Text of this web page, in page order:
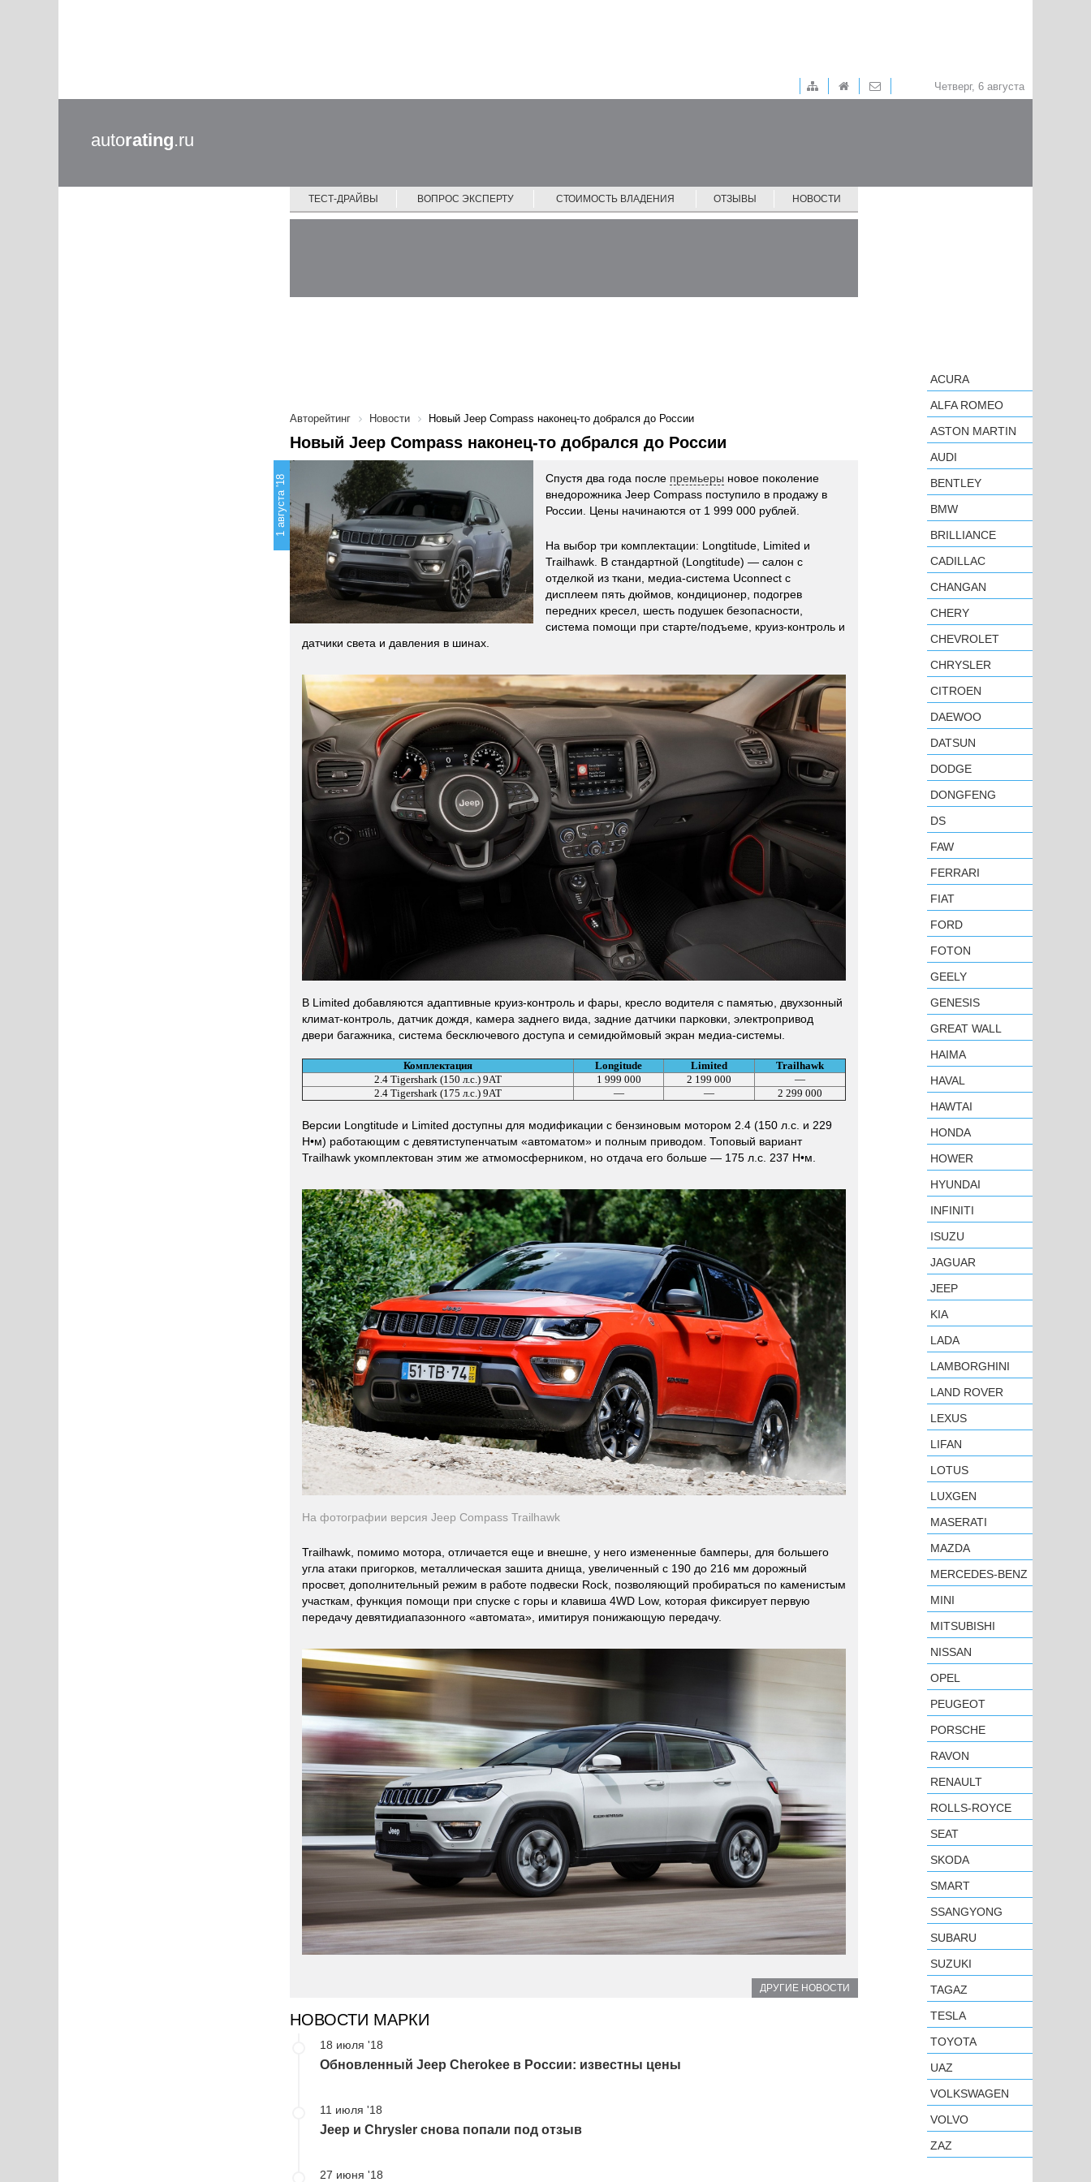
Четверг, 6 августа
autorating.ru
ТЕСТ-ДРАЙВЫ ВОПРОС ЭКСПЕРТУ СТОИМОСТЬ ВЛАДЕНИЯ ОТЗЫВЫ НОВОСТИ
Авторейтинг Новости Новый Jeep Compass наконец-то добрался до России
Новый Jeep Compass наконец-то добрался до России
1 августа '18 Спустя два года после премьеры новое поколение
внедорожника Jeep Compass поступило в продажу в
России. Цены начинаются от 1 999 000 рублей.
На выбор три комплектации: Longtitude, Limited и
Trailhawk. В стандартной (Longtitude) — салон с
отделкой из ткани, медиа-система Uconnect с
дисплеем пять дюймов, кондиционер, подогрев
передних кресел, шесть подушек безопасности,
система помощи при старте/подъеме, круиз-контроль и
датчики света и давления в шинах.
В Limited добавляются адаптивные круиз-контроль и фары, кресло водителя с памятью, двухзонный
климат-контроль, датчик дождя, камера заднего вида, задние датчики парковки, электропривод
двери багажника, система бесключевого доступа и семидюймовый экран медиа-системы.
Комплектация Longitude Limited
Trailhawk
2.4 Tigershark (150 л.с.) 9AT
1 999 000 2 199 000
—
2.4 Tigershark (175 л.с.) 9AT
— — 2 299 000
Версии Longtitude и Limited доступны для модификации с бензиновым мотором 2.4 (150 л.с. и 229
Н•м) работающим с девятиступенчатым «автоматом» и полным приводом. Топовый вариант
Trailhawk укомплектован этим же атмомосферником, но отдача его больше — 175 л.с. 237 Н•м.
На фотографии версия Jeep Compass Trailhawk
Trailhawk, помимо мотора, отличается еще и внешне, у него измененные бамперы, для большего
угла атаки пригорков, металлическая зашита днища, увеличенный с 190 до 216 мм дорожный
просвет, дополнительный режим в работе подвески Rock, позволяющий пробираться по каменистым
участкам, функция помощи при спуске с горы и клавиша 4WD Low, которая фиксирует первую
передачу девятидиапазонного «автомата», имитируя понижающую передачу.
ДРУГИЕ НОВОСТИ
НОВОСТИ МАРКИ
18 июля '18
Обновленный Jeep Cherokee в России: известны цены
11 июля '18
Jeep и Chrysler снова попали под отзыв
27 июня '18
ACURA
ALFA ROMEO
ASTON MARTIN
AUDI
BENTLEY
BMW
BRILLIANCE
CADILLAC
CHANGAN
CHERY
CHEVROLET
CHRYSLER
CITROEN
DAEWOO
DATSUN
DODGE
DONGFENG
DS
FAW
FERRARI
FIAT
FORD
FOTON
GEELY
GENESIS
GREAT WALL
HAIMA
HAVAL
HAWTAI
HONDA
HOWER
HYUNDAI
INFINITI
ISUZU
JAGUAR
JEEP
KIA
LADA
LAMBORGHINI
LAND ROVER
LEXUS
LIFAN
LOTUS
LUXGEN
MASERATI
MAZDA
MERCEDES-BENZ
MINI
MITSUBISHI
NISSAN
OPEL
PEUGEOT
PORSCHE
RAVON
RENAULT
ROLLS-ROYCE
SEAT
SKODA
SMART
SSANGYONG
SUBARU
SUZUKI
TAGAZ
TESLA
TOYOTA
UAZ
VOLKSWAGEN
VOLVO
ZAZ